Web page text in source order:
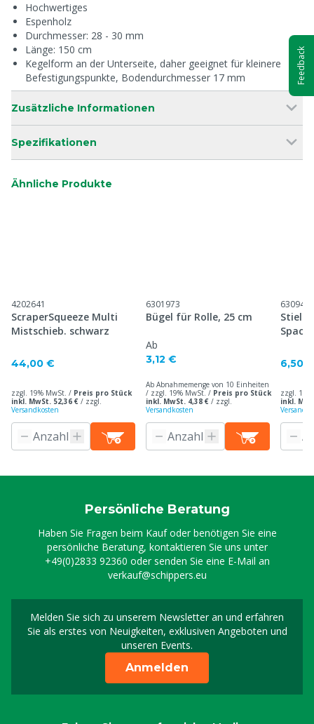
Hochwertiges
Espenholz
Durchmesser: 28 - 30 mm
Länge: 150 cm
Kegelform an der Unterseite, daher geeignet für kleinere
Befestigungspunkte, Bodendurchmesser 17 mm
Zusätzliche Informationen
Spezifikationen
Ähnliche Produkte
4202641
ScraperSqueeze Multi
Mistschieb. schwarz
44,00 €
zzgl. 19% MwSt. / Preis pro Stück
inkl. MwSt. 52,36 € / zzgl.
Versandkosten
6301973
Bügel für Rolle, 25 cm
Ab
3,12 €
Ab Abnahmemenge von 10 Einheiten
/ zzgl. 19% MwSt. / Preis pro Stück
inkl. MwSt. 4,38 € / zzgl.
Versandkosten
6309451
6,50 €
zzgl.
inkl.
Persönliche Beratung
Haben Sie Fragen beim Kauf oder benötigen Sie eine
persönliche Beratung, kontaktieren Sie uns unter
+49(0)2833 92360 oder senden Sie eine E-Mail an
verkauf@schippers.eu
Melden Sie sich zu unserem Newsletter an und erfahren
Sie als erstes von Neuigkeiten, exklusiven Angeboten und
unseren Events.
Melden Sie sich für
Anmelden
Feedback